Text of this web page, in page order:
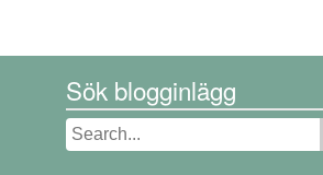
Sök blogginlägg